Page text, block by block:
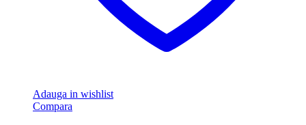
Adauga in wishlist
Compara